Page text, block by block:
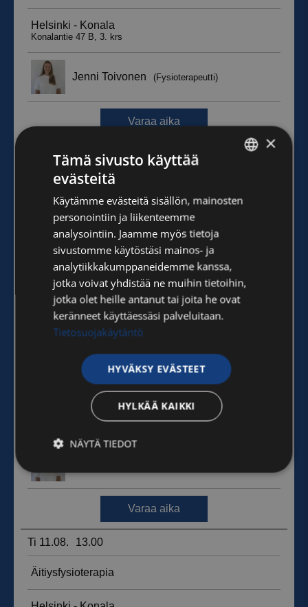
ENGLISH
×
Tämä sivusto käyttää
evästeitä
Käytämme evästeitä sisällön, mainosten
personointiin ja liikenteemme
analysointiin. Jaamme myös tietoja
sivustomme käytöstäsi mainos- ja
analytiikkakumppaneidemme kanssa,
jotka voivat yhdistää ne muihin tietoihin,
jotka olet heille antanut tai joita he ovat
keränneet käyttäessäsi palveluitaan.
Tietosuojakäytäntö
HYVÄKSY EVÄSTEET
HYLKÄÄ KAIKKI
NÄYTÄ TIEDOT
Ehdottomasti
välttämättömät
Suorituskyvylliset
Kohdentavat
Luokittelemattomat